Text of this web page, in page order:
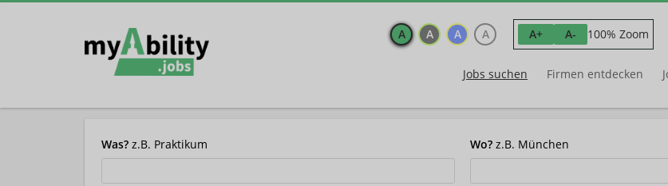
A A A A A+ A- 100% Zoom
Jobs suchen Firmen entdecken
Was? z.B. Praktikum Wo? z.B. München